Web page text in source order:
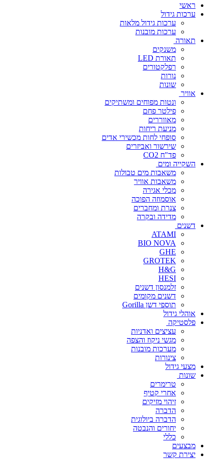
ראשי
ערכות גידול
ערכות גידול מלאות
ערכות מובנות
תאורה
משנקים
תאורת LED
רפלקטורים
נורות
שונות
אוויר
ונטות מפוחים ומשתיקים
פילטר פחם
מאווררים
מניעת ריחות
סופחי לחות מכשירי אדים
שירשור ואביזרים
פד"ח CO2
השקייה ומים
משאבות מים טבולות
משאבות אוויר
מכלי אגירה
אוסמוזה הפוכה
צנרת ומחברים
מדידה ובקרה
דשנים
ATAMI
BIO NOVA
GHE
GROTEK
H&G
HESI
זלמנסון דשנים
דשנים מקומים
תוספי דשן Gorilla
אוהלי גידול
פלסטיקה
עציצים ואדניות
מגשי ניקוז והצפה
מערכות מובנות
צינורות
מצעי גידול
שונות
טרימרים
אחרי קטיף
זיהוי מזיקים
הדברה
הדברה ביולוגית
יחורים והנבטה
כללי
מבצעים
יצירת קשר